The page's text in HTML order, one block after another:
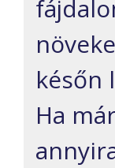
későn
Ha